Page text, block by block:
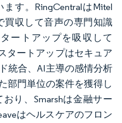
す。RingCentralはMitel
買収して音声の専門知識
ートアップを吸収して
タートアップはセキュア
統合、AI主導の感情分析
部門単位の案件を獲得し
り、Smarshは金融サー
はヘルスケアのフロン